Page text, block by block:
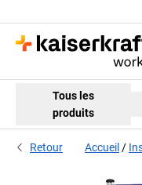
Tous les
produits
Retour Accueil